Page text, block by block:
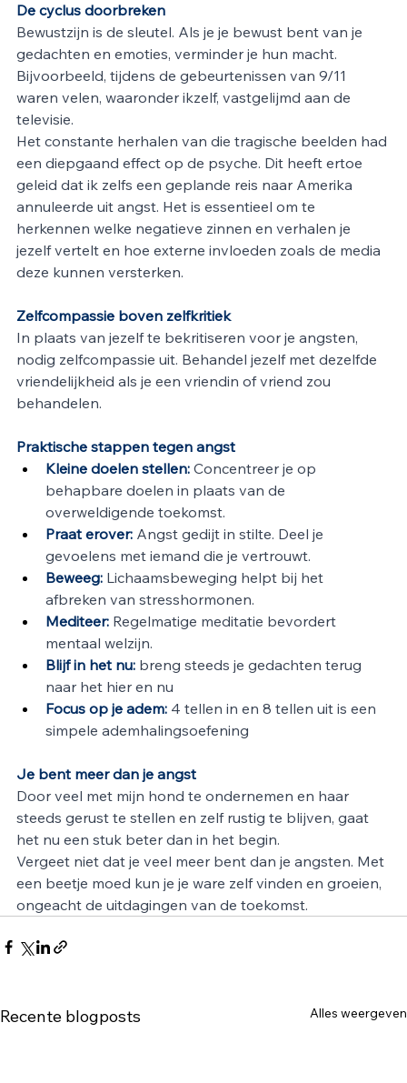
De cyclus doorbreken
Bewustzijn is de sleutel. Als je je bewust bent van je
gedachten en emoties, verminder je hun macht.
Bijvoorbeeld, tijdens de gebeurtenissen van 9/11
waren velen, waaronder ikzelf, vastgelijmd aan de
televisie.
Het constante herhalen van die tragische beelden had
een diepgaand effect op de psyche. Dit heeft ertoe
geleid dat ik zelfs een geplande reis naar Amerika
annuleerde uit angst. Het is essentieel om te
herkennen welke negatieve zinnen en verhalen je
jezelf vertelt en hoe externe invloeden zoals de media
deze kunnen versterken.
Zelfcompassie boven zelfkritiek
In plaats van jezelf te bekritiseren voor je angsten,
nodig zelfcompassie uit. Behandel jezelf met dezelfde
vriendelijkheid als je een vriendin of vriend zou
behandelen.
Praktische stappen tegen angst
Kleine doelen stellen: Concentreer je op
behapbare doelen in plaats van de
overweldigende toekomst.
Praat erover: Angst gedijt in stilte. Deel je
gevoelens met iemand die je vertrouwt.
Beweeg: Lichaamsbeweging helpt bij het
afbreken van stresshormonen.
Mediteer: Regelmatige meditatie bevordert
mentaal welzijn.
Blijf in het nu: breng steeds je gedachten terug
naar het hier en nu
Focus op je adem: 4 tellen in en 8 tellen uit is een
simpele ademhalingsoefening
Je bent meer dan je angst
Door veel met mijn hond te ondernemen en haar
steeds gerust te stellen en zelf rustig te blijven, gaat
het nu een stuk beter dan in het begin.
Vergeet niet dat je veel meer bent dan je angsten. Met
een beetje moed kun je je ware zelf vinden en groeien,
ongeacht de uitdagingen van de toekomst.
Recente blogposts Alles weergeven